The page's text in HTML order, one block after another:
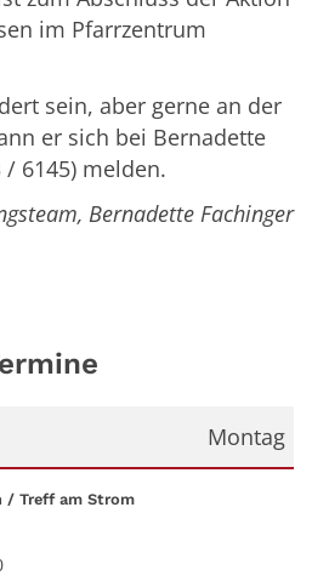
im Pfarrzentrum
sein, aber gerne an der
er sich bei Bernadette
/ 6145) melden.
Bernadette Fachinger
Montag
/ Treff am Strom: